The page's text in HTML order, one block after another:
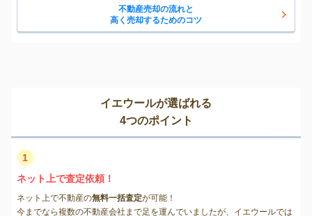
不動産売却の流れと
高く売却するためのコツ
イエウールが選ばれる
4つのポイント
1
ネット上で査定依頼！
ネット上で不動産の無料一括査定が可能！
今までなら複数の不動産会社まで足を運んでいましたが、イエウールでは